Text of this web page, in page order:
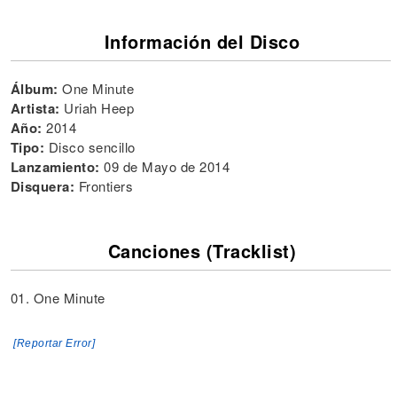
Información del Disco
Álbum: One Minute
Artista: Uriah Heep
Año: 2014
Tipo: Disco sencillo
Lanzamiento: 09 de Mayo de 2014
Disquera: Frontiers
Canciones (Tracklist)
01. One Minute
[Reportar Error]